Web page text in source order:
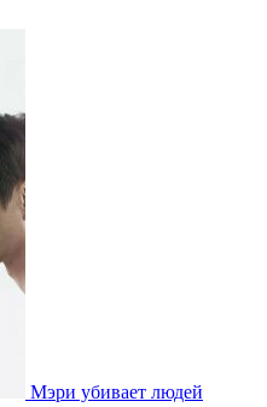
Мэри убивает людей